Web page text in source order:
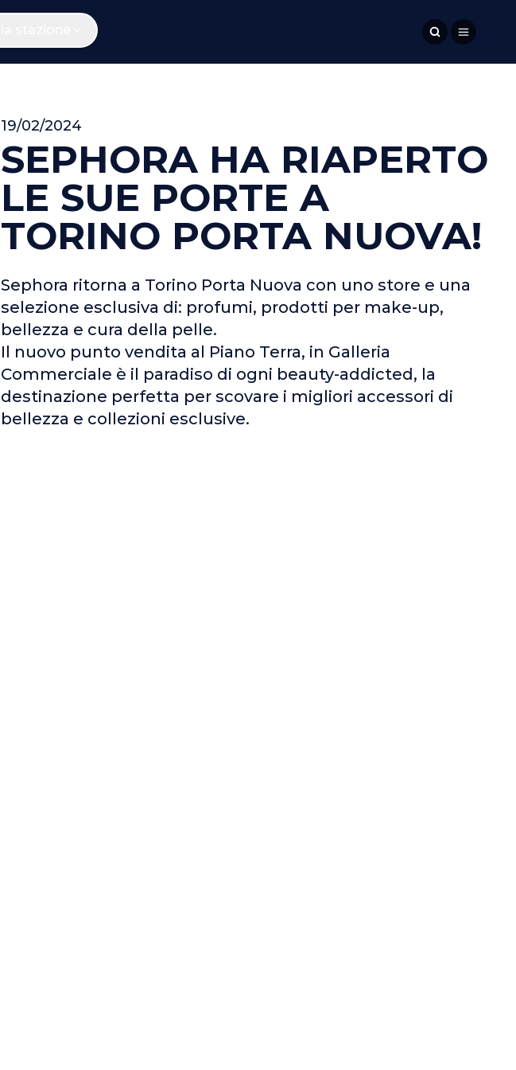
19/02/2024
SEPHORA HA RIAPERTO
LE SUE PORTE A
TORINO PORTA NUOVA!
Sephora ritorna a Torino Porta Nuova con uno store e una
selezione esclusiva di: profumi, prodotti per make-up,
bellezza e cura della pelle.
Il nuovo punto vendita al Piano Terra, in Galleria
Commerciale è il paradiso di ogni beauty-addicted, la
destinazione perfetta per scovare i migliori accessori di
bellezza e collezioni esclusive.